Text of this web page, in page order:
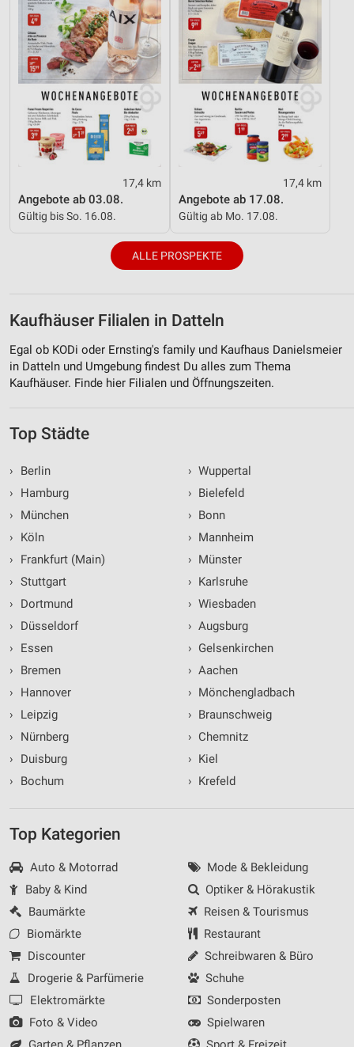
17,4 km
Angebote ab 03.08.
Gültig bis So. 16.08.
17,4 km
Angebote ab 17.08.
Gültig ab Mo. 17.08.
ALLE PROSPEKTE
Kaufhäuser Filialen in Datteln
Egal ob KODi oder Ernsting's family und Kaufhaus Danielsmeier
in Datteln und Umgebung findest Du alles zum Thema
Kaufhäuser. Finde hier Filialen und Öffnungszeiten.
Top Städte
›
Berlin
›
Hamburg
›
München
›
Köln
›
Frankfurt (Main)
› Stuttgart
›
Dortmund
›
Düsseldorf
›
Essen
›
Bremen
›
Hannover
›
Leipzig
›
Nürnberg
›
Duisburg
›
Bochum
› Wuppertal
› Bielefeld
› Bonn
› Mannheim
› Münster
› Karlsruhe
› Wiesbaden
› Augsburg
› Gelsenkirchen
› Aachen
› Mönchengladbach
› Braunschweig
› Chemnitz
› Kiel
› Krefeld
Top Kategorien
Auto & Motorrad
Baby & Kind
Baumärkte
Biomärkte
Discounter
Drogerie & Parfümerie
Elektromärkte
Foto & Video
Mode & Bekleidung
Optiker & Hörakustik
Reisen & Tourismus
Restaurant
Schreibwaren & Büro
Schuhe
Sonderposten
Spielwaren